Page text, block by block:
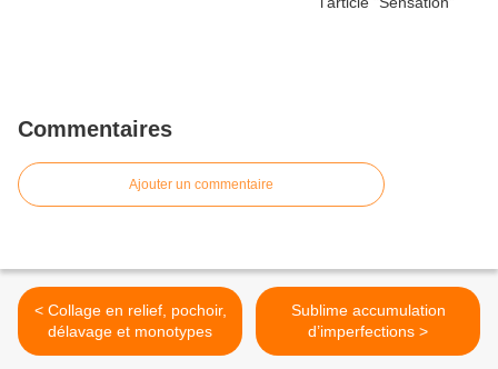
Commentaires
Ajouter un commentaire
< Collage en relief, pochoir,
délavage et monotypes
Sublime accumulation
d’imperfections >